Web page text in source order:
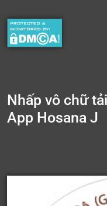
Nhấp vô chữ
App Hosana J